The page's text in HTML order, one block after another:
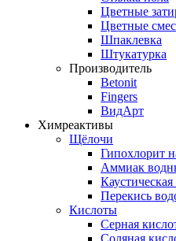
Цветные
Цветные
Шпаклевка
Штукатурка
Производитель
Betonit
Fingers
ВидАрт
Химреактивы
Щёлочи
Гипохлорит
Аммиак
Каустическая
Перекись
Кислоты
Серная
Соляная